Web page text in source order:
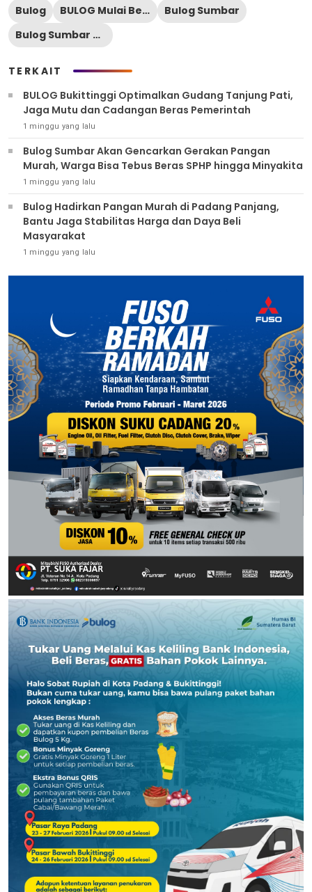
Bulog BULOG Mulai Bergerak di Daerah
Bulog Sumbar
Bulog Sumbar Optimistis Target 2026 Tercapai
TERKAIT
BULOG Bukittinggi Optimalkan Gudang Tanjung Pati,
Jaga Mutu dan Cadangan Beras Pemerintah
1 minggu yang lalu
Bulog Sumbar Akan Gencarkan Gerakan Pangan
Murah, Warga Bisa Tebus Beras SPHP hingga Minyakita
1 minggu yang lalu
Bulog Hadirkan Pangan Murah di Padang Panjang,
Bantu Jaga Stabilitas Harga dan Daya Beli
Masyarakat
1 minggu yang lalu